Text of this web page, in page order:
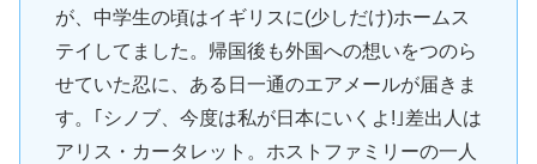
が、中学生の頃はイギリスに(少しだけ)ホームス
テイしてました。帰国後も外国への想いをつのら
せていた忍に、ある日一通のエアメールが届きま
す。｢シノブ、今度は私が日本にいくよ!｣差出人は
アリス・カータレット。ホストファミリーの一人